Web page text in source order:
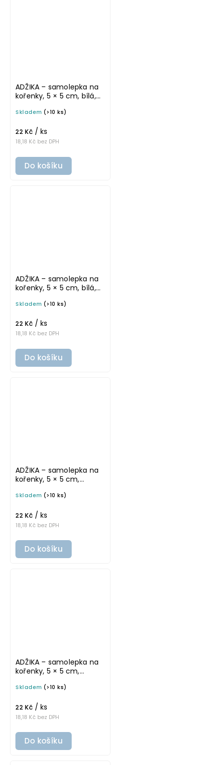
ADŽIKA – samolepka na
kořenky, 5 × 5 cm, bílá,
Skladem (>10 ks)
18,18 Kč bez DPH
22 Kč / ks
Do košíku
ADŽIKA – samolepka na
kořenky, 5 × 5 cm, bílá,
Skladem (>10 ks)
18,18 Kč bez DPH
22 Kč / ks
Do košíku
ADŽIKA – samolepka na
kořenky, 5 × 5 cm,
Skladem (>10 ks)
18,18 Kč bez DPH
22 Kč / ks
Do košíku
ADŽIKA – samolepka na
kořenky, 5 × 5 cm,
písmo
Skladem (>10 ks)
18,18 Kč bez DPH
22 Kč / ks
Do košíku